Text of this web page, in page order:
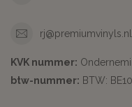
rj@premiumvinyls.nl
KVK nummer:
btw-nummer: BTW: